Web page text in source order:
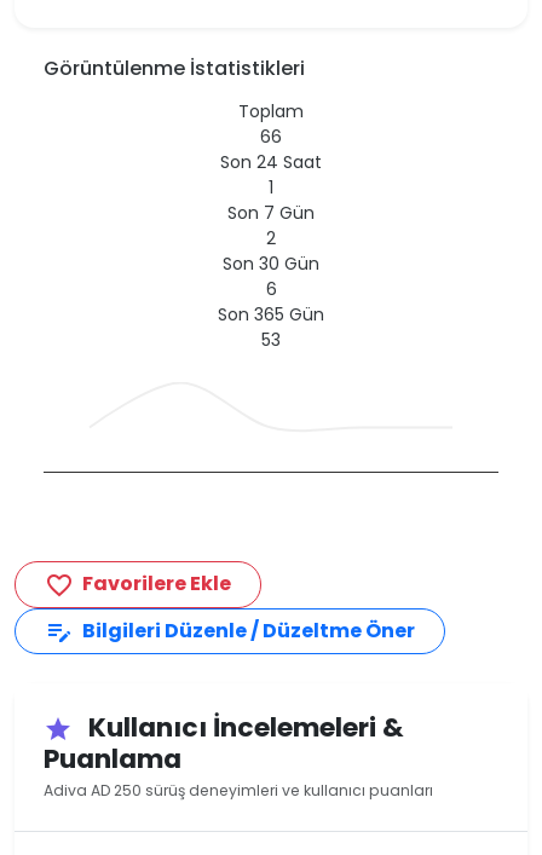
Görüntülenme İstatistikleri
Toplam
66
Son 24 Saat
1
Son 7 Gün
2
Son 30 Gün
6
Son 365 Gün
53
favorite_border Favorilere Ekle
edit_note Bilgileri Düzenle / Düzeltme Öner
star
Kullanıcı İncelemeleri &
Puanlama
Adiva AD 250 sürüş deneyimleri ve kullanıcı puanları